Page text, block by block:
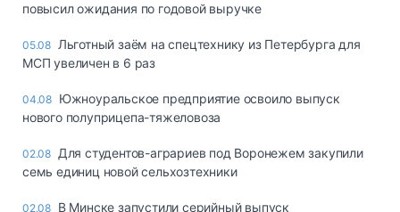
повысил ожидания по годовой выручке
05.08 Льготный заём на спецтехнику из Петербурга для
МСП увеличен в 6 раз
04.08 Южноуральское предприятие освоило выпуск
нового полуприцепа-тяжеловоза
02.08 Для студентов-аграриев под Воронежем закупили
семь единиц новой сельхозтехники
02.08 В Минске запустили серийный выпуск